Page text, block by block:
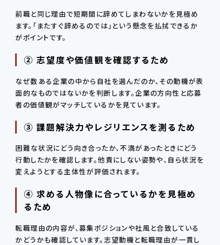
前職と同じ理由で短期間に辞めてしまわないかを見極め
ます。「またすぐ辞めるのでは」という懸念を払拭できるか
がポイントです。
② 志望度や価値観を確認するため
なぜ数ある企業の中から自社を選んだのか、その動機が表
面的なものではないかを判断します。企業の方向性と応募
者の価値観がマッチしているかを見ています。
③ 課題解決力やレジリエンスを測るため
困難な状況にどう向き合ったか、不満があったときにどう
行動したかを確認します。他責にしない姿勢や、自ら状況を
変えようとする主体性が評価されます。
④ 求める人物像に合っているかを見極め
るため
転職理由の内容が、募集ポジションや社風と合致している
かどうかも確認しています。志望動機と転職理由が一貫し